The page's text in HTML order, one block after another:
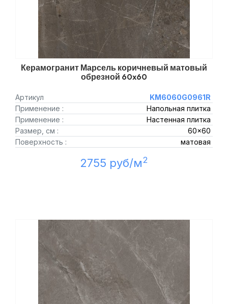
Керамогранит Марсель коричневый матовый
обрезной 60x60
Артикул
KM6060G0961R
Применение :
Напольная плитка
Применение :
Настенная плитка
Размер, см :
60x60
Поверхность :
матовая
2755 руб/м2